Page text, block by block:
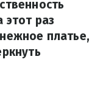
раз
платье,